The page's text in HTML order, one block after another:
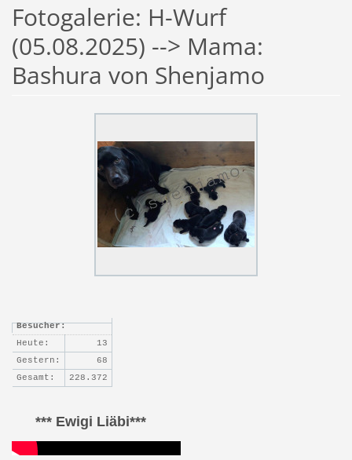
Fotogalerie: H-Wurf
(05.08.2025) --> Mama:
Bashura von Shenjamo
Besucher:
Heute:
13
Gestern:
68
Gesamt:
228.372
*** Ewigi Liäbi***